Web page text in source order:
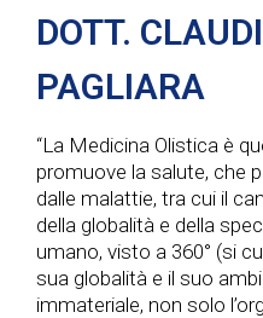
DOTT.
PAGLIARA
“La Medicina Olistica è
promuove la salute, che
dalle malattie, tra cui il
della globalità e della
umano, visto a 360° (si
sua globalità e il suo
immateriale, non solo